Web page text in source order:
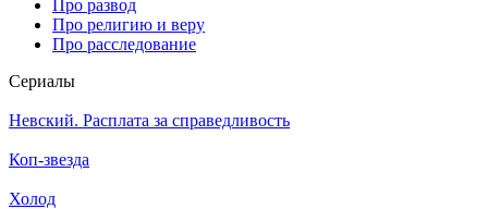
Про развод
Про религию и веру
Про расследование
Се­риа­лы
Невский. Расплата за справедливость
Коп-звезда
Холод